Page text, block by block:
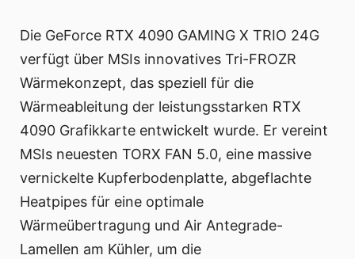
Die GeForce RTX 4090 GAMING X TRIO 24G
verfügt über MSIs innovatives Tri-FROZR
Wärmekonzept, das speziell für die
Wärmeableitung der leistungsstarken RTX
4090 Grafikkarte entwickelt wurde. Er vereint
MSIs neuesten TORX FAN 5.0, eine massive
vernickelte Kupferbodenplatte, abgeflachte
Heatpipes für eine optimale
Wärmeübertragung und Air Antegrade-
Lamellen am Kühler, um die